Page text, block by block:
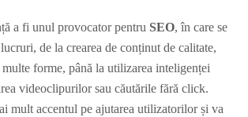
a fi unul provocator pentru SEO, în care se
de la crearea de conținut de calitate,
forme, până la utilizarea inteligenței
videoclipurilor sau căutările fără click.
mult accentul pe ajutarea utilizatorilor și va